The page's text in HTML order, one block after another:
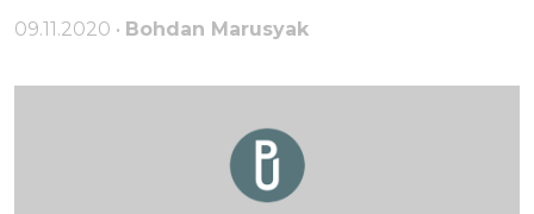
09.11.2020 • Bohdan Marusyak